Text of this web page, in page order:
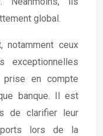
global.
notamment ceux
exceptionnelles
en compte
banque. Il est
de clarifier leur
lors de la